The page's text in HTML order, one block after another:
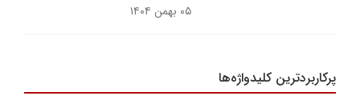
۰۵ بهمن ۱۴۰۴
پرکاربردترین کلیدواژه‌ها